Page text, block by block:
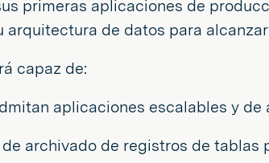
primeras aplicaciones de
arquitectura de datos para
capaz de:
aplicaciones escalables y de
archivado de registros de tablas